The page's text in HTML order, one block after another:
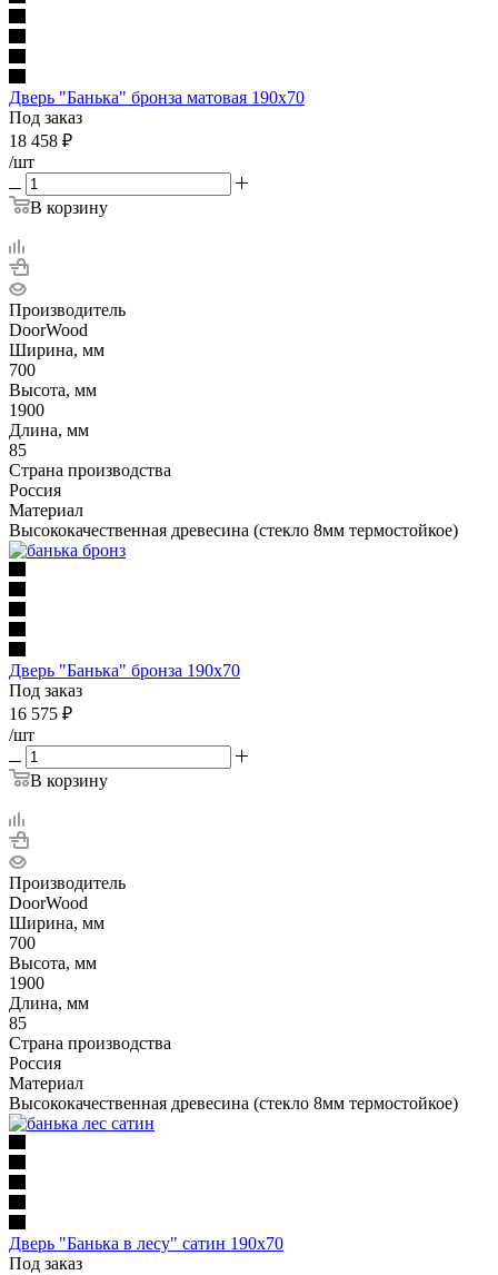
Дверь "Банька" бронза матовая 190х70
Под заказ
18 458 ₽
/шт
В корзину
Производитель
DoorWood
Ширина, мм
700
Высота, мм
1900
Длина, мм
85
Страна производства
Россия
Материал
Высококачественная древесина (стекло 8мм термостойкое)
Дверь "Банька" бронза 190х70
Под заказ
16 575 ₽
/шт
В корзину
Производитель
DoorWood
Ширина, мм
700
Высота, мм
1900
Длина, мм
85
Страна производства
Россия
Материал
Высококачественная древесина (стекло 8мм термостойкое)
Дверь "Банька в лесу" сатин 190х70
Под заказ